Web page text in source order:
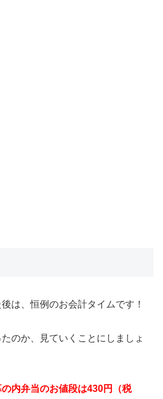
は、恒例のお会計タイムです！
のか、見ていくことにしましょ
内弁当のお値段は430円（税